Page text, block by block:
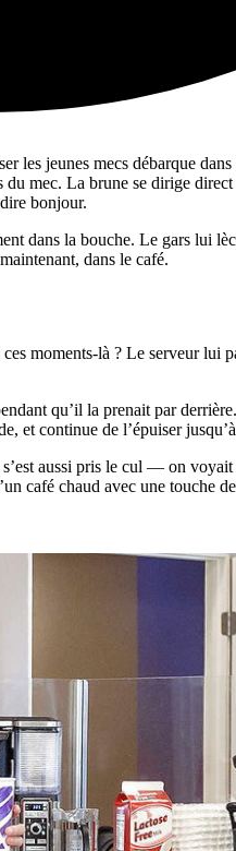
jeunes mecs débarque
mec. La brune se dirige
bonjour.
dans la bouche. Le gars lui
dans le café.
moments-là ? Le serveur lui
qu’il la prenait par
et continue de l’épuiser
aussi pris le cul — on
café chaud avec une touche